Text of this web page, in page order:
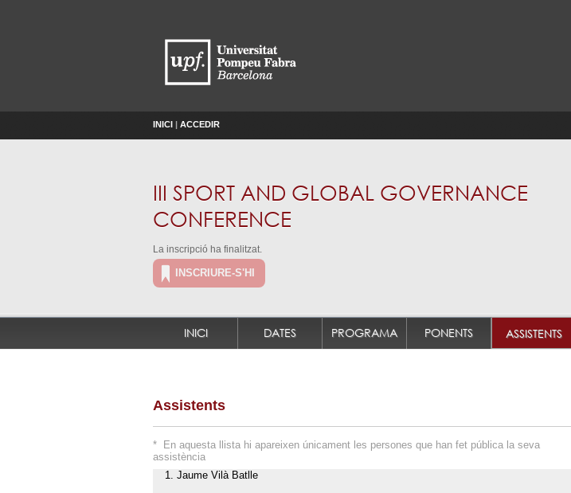
INICI | ACCEDIR
III SPORT AND GLOBAL GOVERNANCE
CONFERENCE
La inscripció ha finalitzat.
INSCRIURE-S'HI
INICI DATES PROGRAMA PONENTS ASSISTENTS
Assistents
* En aquesta llista hi apareixen únicament les persones que han fet pública la seva
assistència
Jaume Vilà Batlle